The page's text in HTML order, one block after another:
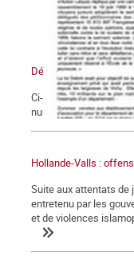
Défense Laïque n° 55
Ci-joint l'éditorial du
numéro entier en libre
Hollande-Valls :
Suite aux attentats de
entretenu par les
et de violences